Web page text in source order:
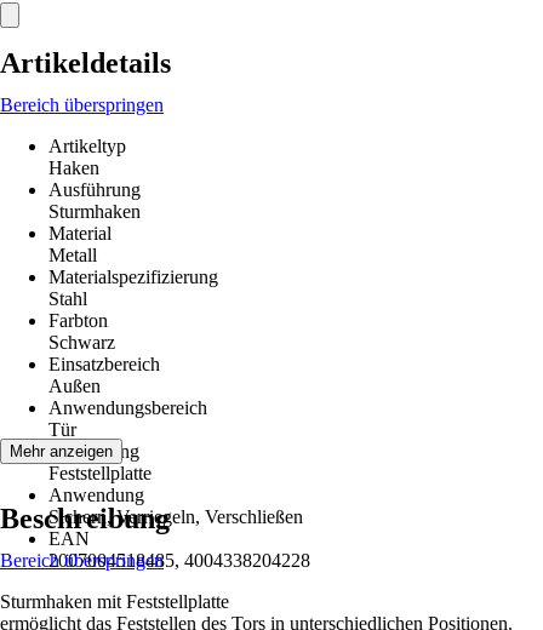
Artikeldetails
Bereich überspringen
Artikeltyp
Haken
Ausführung
Sturmhaken
Material
Metall
Materialspezifizierung
Stahl
Farbton
Schwarz
Einsatzbereich
Außen
Anwendungsbereich
Tür
Ausstattung
Feststellplatte
Anwendung
Sichern, Verriegeln, Verschließen
EAN
2007004518485, 4004338204228
Mehr anzeigen
Beschreibung
Bereich überspringen
Sturmhaken mit Feststellplatte
ermöglicht das Feststellen des Tors in unterschiedlichen Positionen.